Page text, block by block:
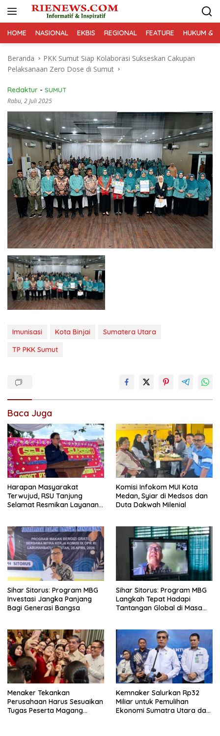
HOME NASIONAL EKBIS REGIONAL FEATURE HUKUM &
Beranda
PKK Sumut Siap Kolaborasi Sukseskan Cakupan
Pelaksanaan Zero Dose di Sumut
Redaktur - SUMUT
Rabu, 2 Juli 2025
Imunisasi Kota Binjai
Sumatera Utara
TP PKK Sumut
Baca Juga
Harapan Masyarakat
Terwujud, RSU Tanjung
Selamat Resmikan Layanan
Komisi Infokom MUI Kota
Medan, Syiar di Medsos dan
Duta Dakwah Milenial
Sihar Sitorus: Program MBG
Investasi Jangka Panjang
Bagi Generasi Bangsa
Sihar Sitorus: Program MBG
Langkah Tepat Hadapi
Tantangan Global di Masa
Menaker Tekankan
Perusahaan Harus Sesuaikan
Tugas Peserta Magang
Kemnaker Salurkan Rp32
Miliar untuk Pemulihan
Ekonomi Sumatra Utara dan